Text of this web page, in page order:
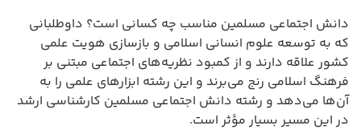
دانش اجتماعی مسلمین مناسب چه کسانی است؟ داوطلبانی
که به توسعه علوم انسانی اسلامی و بازسازی هویت علمی
کشور علاقه دارند و از کمبود نظریه‌های اجتماعی مبتنی بر
فرهنگ اسلامی رنج می‌برند و این رشته ابزارهای علمی را به
آن‌ها می‌دهد و رشته دانش اجتماعی مسلمین کارشناسی ارشد
در این مسیر بسیار مؤثر است.